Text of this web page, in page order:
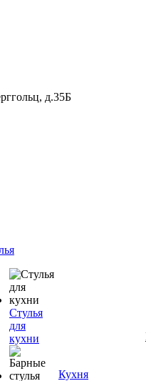
д.35Б
Стулья
для
кухни
Кухня